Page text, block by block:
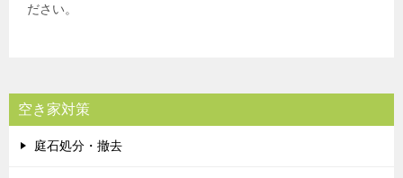
ださい。
空き家対策
庭石処分・撤去